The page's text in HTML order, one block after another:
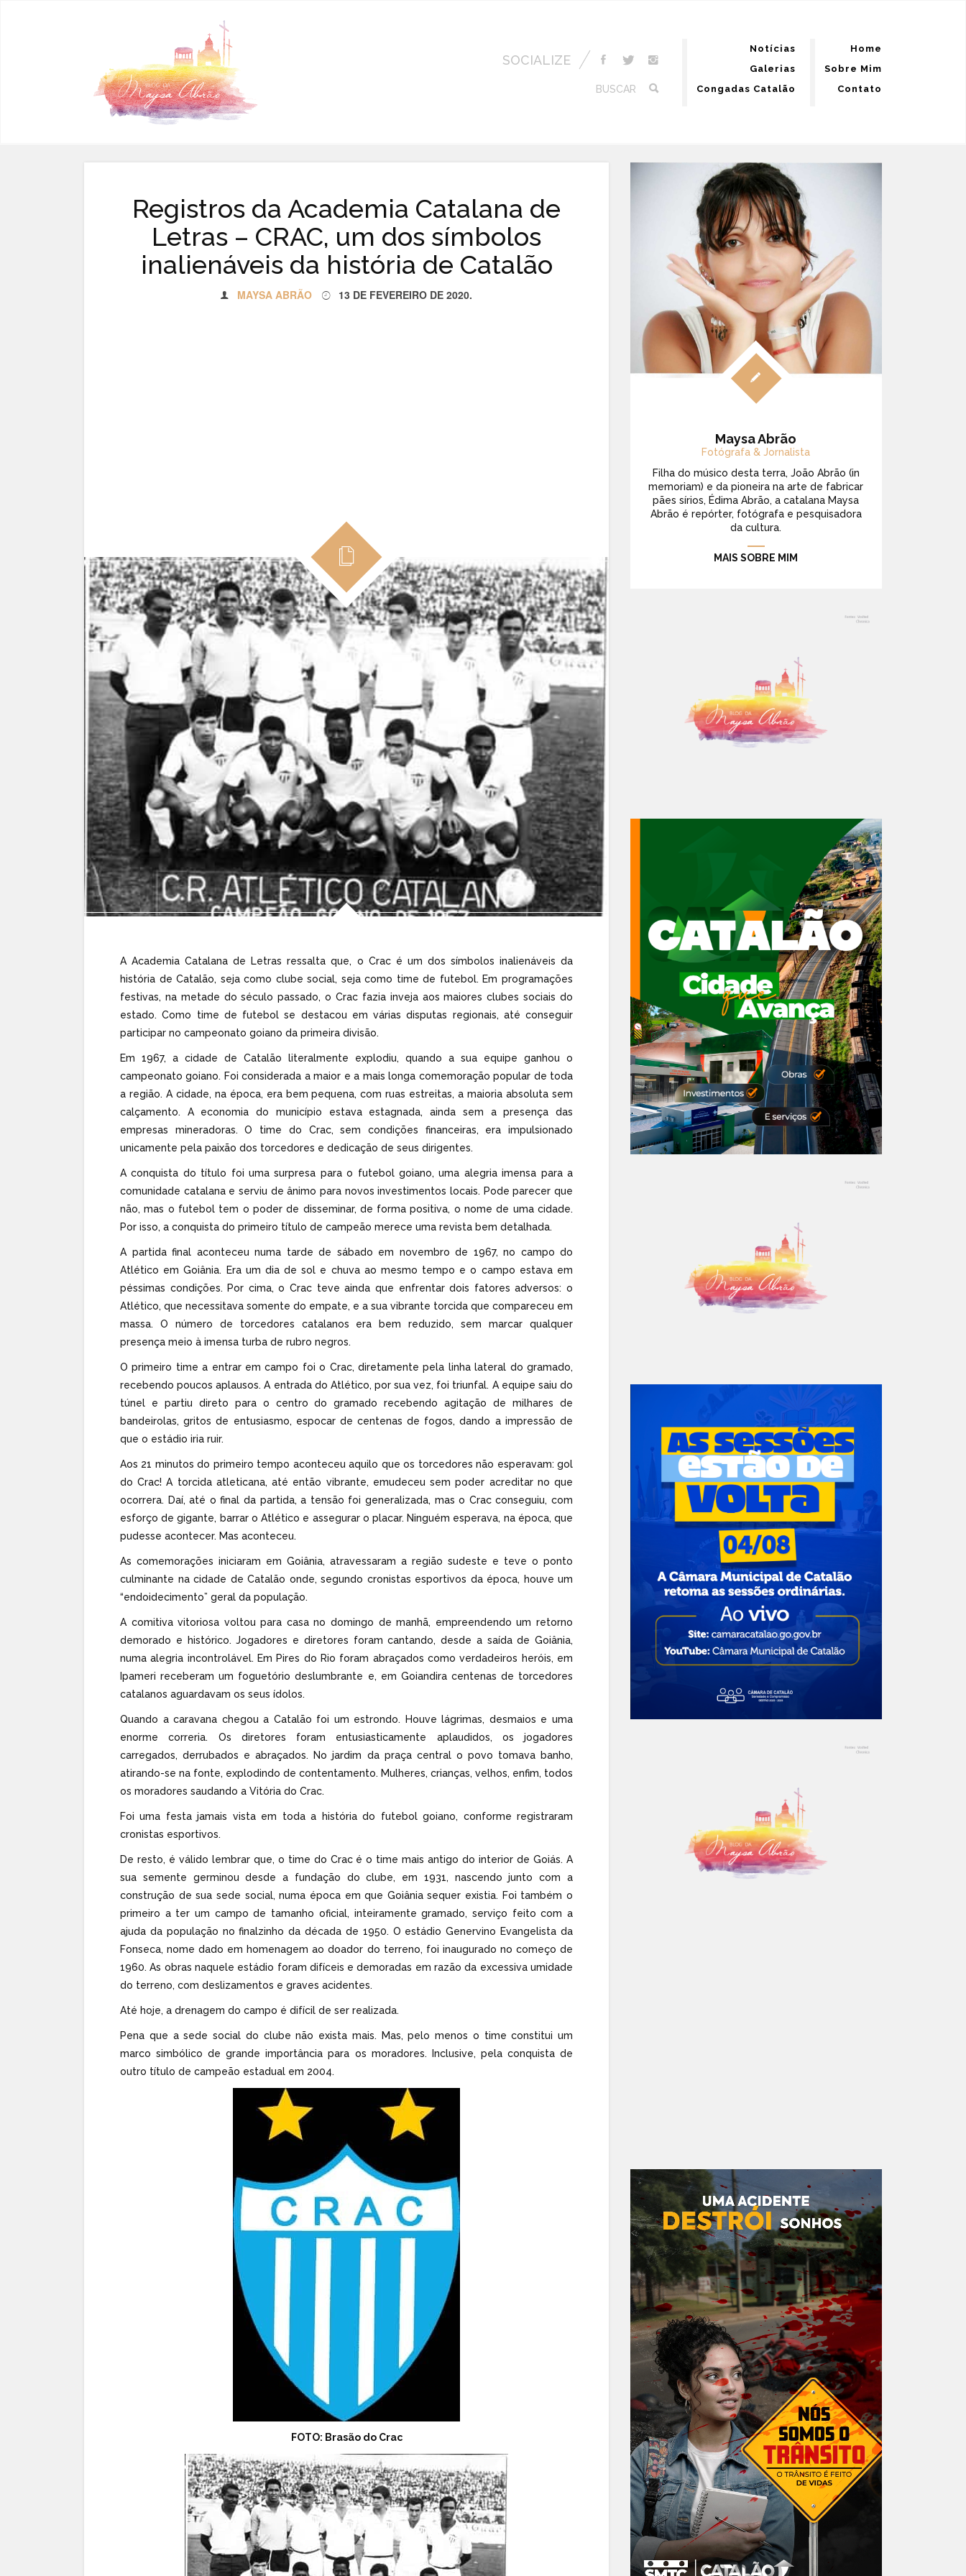
SOCIALIZE
BUSCAR
Notícias
Galerias
Congadas Catalão
Home
Sobre Mim
Contato
Registros da Academia Catalana de
Letras – CRAC, um dos símbolos
inalienáveis da história de Catalão
MAYSA ABRÃO 13 DE FEVEREIRO DE 2020.
A Academia Catalana de Letras ressalta que, o Crac é um dos símbolos inalienáveis da
história de Catalão, seja como clube social, seja como time de futebol. Em programações
festivas, na metade do século passado, o Crac fazia inveja aos maiores clubes sociais do
estado. Como time de futebol se destacou em várias disputas regionais, até conseguir
participar no campeonato goiano da primeira divisão.
Em 1967, a cidade de Catalão literalmente explodiu, quando a sua equipe ganhou o
campeonato goiano. Foi considerada a maior e a mais longa comemoração popular de toda
a região. A cidade, na época, era bem pequena, com ruas estreitas, a maioria absoluta sem
calçamento. A economia do município estava estagnada, ainda sem a presença das
empresas mineradoras. O time do Crac, sem condições financeiras, era impulsionado
unicamente pela paixão dos torcedores e dedicação de seus dirigentes.
A conquista do título foi uma surpresa para o futebol goiano, uma alegria imensa para a
comunidade catalana e serviu de ânimo para novos investimentos locais. Pode parecer que
não, mas o futebol tem o poder de disseminar, de forma positiva, o nome de uma cidade.
Por isso, a conquista do primeiro título de campeão merece uma revista bem detalhada.
A partida final aconteceu numa tarde de sábado em novembro de 1967, no campo do
Atlético em Goiânia. Era um dia de sol e chuva ao mesmo tempo e o campo estava em
péssimas condições. Por cima, o Crac teve ainda que enfrentar dois fatores adversos: o
Atlético, que necessitava somente do empate, e a sua vibrante torcida que compareceu em
massa. O número de torcedores catalanos era bem reduzido, sem marcar qualquer
presença meio à imensa turba de rubro negros.
O primeiro time a entrar em campo foi o Crac, diretamente pela linha lateral do gramado,
recebendo poucos aplausos. A entrada do Atlético, por sua vez, foi triunfal. A equipe saiu do
túnel e partiu direto para o centro do gramado recebendo agitação de milhares de
bandeirolas, gritos de entusiasmo, espocar de centenas de fogos, dando a impressão de
que o estádio iria ruir.
Aos 21 minutos do primeiro tempo aconteceu aquilo que os torcedores não esperavam: gol
do Crac! A torcida atleticana, até então vibrante, emudeceu sem poder acreditar no que
ocorrera. Daí, até o final da partida, a tensão foi generalizada, mas o Crac conseguiu, com
esforço de gigante, barrar o Atlético e assegurar o placar. Ninguém esperava, na época, que
pudesse acontecer. Mas aconteceu.
As comemorações iniciaram em Goiânia, atravessaram a região sudeste e teve o ponto
culminante na cidade de Catalão onde, segundo cronistas esportivos da época, houve um
“endoidecimento” geral da população.
A comitiva vitoriosa voltou para casa no domingo de manhã, empreendendo um retorno
demorado e histórico. Jogadores e diretores foram cantando, desde a saída de Goiânia,
numa alegria incontrolável. Em Pires do Rio foram abraçados como verdadeiros heróis, em
Ipameri receberam um foguetório deslumbrante e, em Goiandira centenas de torcedores
catalanos aguardavam os seus ídolos.
Quando a caravana chegou a Catalão foi um estrondo. Houve lágrimas, desmaios e uma
enorme correria. Os diretores foram entusiasticamente aplaudidos, os jogadores
carregados, derrubados e abraçados. No jardim da praça central o povo tomava banho,
atirando-se na fonte, explodindo de contentamento. Mulheres, crianças, velhos, enfim, todos
os moradores saudando a Vitória do Crac.
Foi uma festa jamais vista em toda a história do futebol goiano, conforme registraram
cronistas esportivos.
De resto, é válido lembrar que, o time do Crac é o time mais antigo do interior de Goiás. A
sua semente germinou desde a fundação do clube, em 1931, nascendo junto com a
construção de sua sede social, numa época em que Goiânia sequer existia. Foi também o
primeiro a ter um campo de tamanho oficial, inteiramente gramado, serviço feito com a
ajuda da população no finalzinho da década de 1950. O estádio Genervino Evangelista da
Fonseca, nome dado em homenagem ao doador do terreno, foi inaugurado no começo de
1960. As obras naquele estádio foram difíceis e demoradas em razão da excessiva umidade
do terreno, com deslizamentos e graves acidentes.
Até hoje, a drenagem do campo é difícil de ser realizada.
Pena que a sede social do clube não exista mais. Mas, pelo menos o time constitui um
marco simbólico de grande importância para os moradores. Inclusive, pela conquista de
outro título de campeão estadual em 2004.
FOTO: Brasão do Crac
Maysa Abrão
Fotógrafa & Jornalista
Filha do músico desta terra, João Abrão (in
memoriam) e da pioneira na arte de fabricar
pães sírios, Édima Abrão, a catalana Maysa
Abrão é repórter, fotógrafa e pesquisadora
da cultura.
MAIS SOBRE MIM